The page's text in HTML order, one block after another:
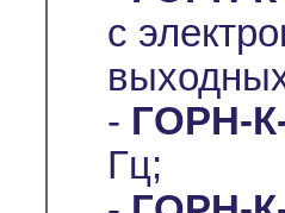
с
- ГОРН-
Гц;